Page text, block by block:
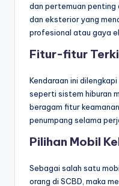
dan pertemuan penting
dan eksterior yang
profesional atau gaya
Fitur-fitur
Kendaraan ini
seperti sistem hiburan
beragam fitur
penumpang selama
Pilihan Mobil
Sebagai salah satu
orang di SCBD, maka